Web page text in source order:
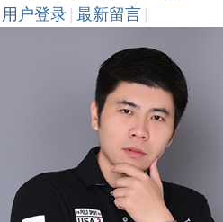
用户登录 最新留言